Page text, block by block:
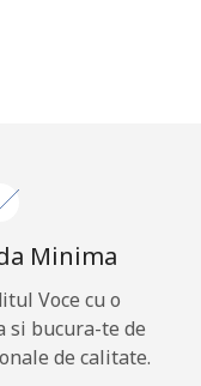
Minima
Voce cu o
si bucura-te de
de calitate.